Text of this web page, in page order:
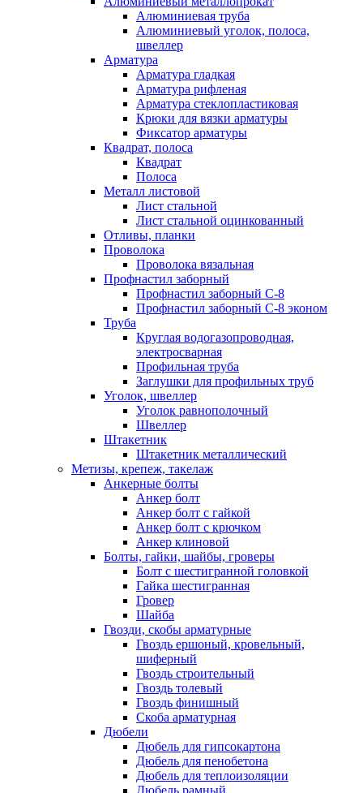
Алюминиевая труба
Алюминиевый уголок, полоса,
швеллер
Арматура
Арматура гладкая
Арматура рифленая
Арматура стеклопластиковая
Крюки для вязки арматуры
Фиксатор арматуры
Квадрат, полоса
Квадрат
Полоса
Металл листовой
Лист стальной
Лист стальной оцинкованный
Отливы, планки
Проволока
Проволока вязальная
Профнастил заборный
Профнастил заборный С-8
Профнастил заборный С-8 эконом
Труба
Круглая водогазопроводная,
электросварная
Профильная труба
Заглушки для профильных труб
Уголок, швеллер
Уголок равнополочный
Швеллер
Штакетник
Штакетник металлический
Метизы, крепеж, такелаж
Анкерные болты
Анкер болт
Анкер болт с гайкой
Анкер болт с крючком
Анкер клиновой
Болты, гайки, шайбы, гроверы
Болт c шестигранной головкой
Гайка шестигранная
Гровер
Шайба
Гвозди, скобы арматурные
Гвоздь ершоный, кровельный,
шиферный
Гвоздь строительный
Гвоздь толевый
Гвоздь финишный
Скоба арматурная
Дюбели
Дюбель для гипсокартона
Дюбель для пенобетона
Дюбель для теплоизоляции
Дюбель рамный